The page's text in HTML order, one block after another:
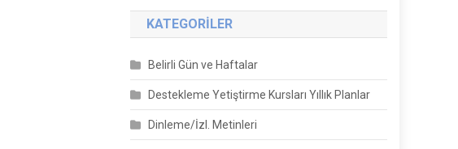
KATEGORILER
Belirli Gün ve Haftalar
Destekleme Yetiştirme Kursları Yıllık Planlar
Dinleme/İzl. Metinleri